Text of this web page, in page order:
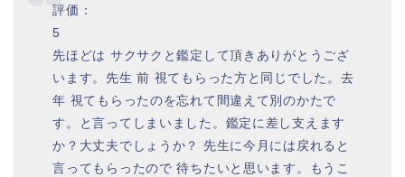
評価：
5
先ほどは サクサクと鑑定して頂きありがとうござ
います。先生 前 視てもらった方と同じでした。去
年 視てもらったのを忘れて間違えて別のかたで
す。と言ってしまいました。鑑定に差し支えます
か？大丈夫でしょうか？ 先生に今月には戻れると
言ってもらったので 待ちたいと思います。もうこ